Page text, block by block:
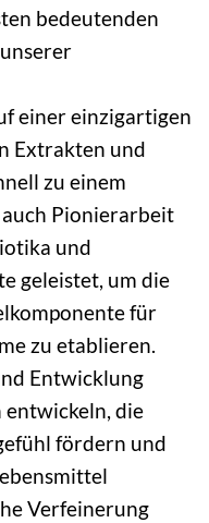
bedeutenden
einer einzigartigen
Extrakten und
zu einem
Pionierarbeit
und
geleistet, um die
für
zu etablieren.
Entwicklung
die
fördern und
Verfeinerung